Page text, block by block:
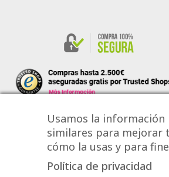
Usamos la información
similares para mejorar
cómo la usas y para
Política de privacidad